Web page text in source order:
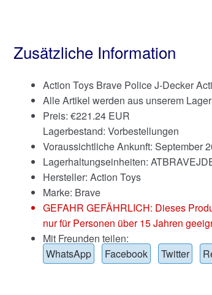
Zusätzliche Information
Action Toys Brave Police J-Decker
Alle Artikel werden aus unserem
Preis: €221.24 EUR
Lagerbestand: Vorbestellungen
Voraussichtliche Ankunft: September
Lagerhaltungseinheiten:
Hersteller: Action Toys
Marke: Brave
GEFAHR GEFÄHRLICH: Dieses
nur für Personen über 15 Jahren
Mit Freunden teilen:
WhatsApp
Facebook Twitter